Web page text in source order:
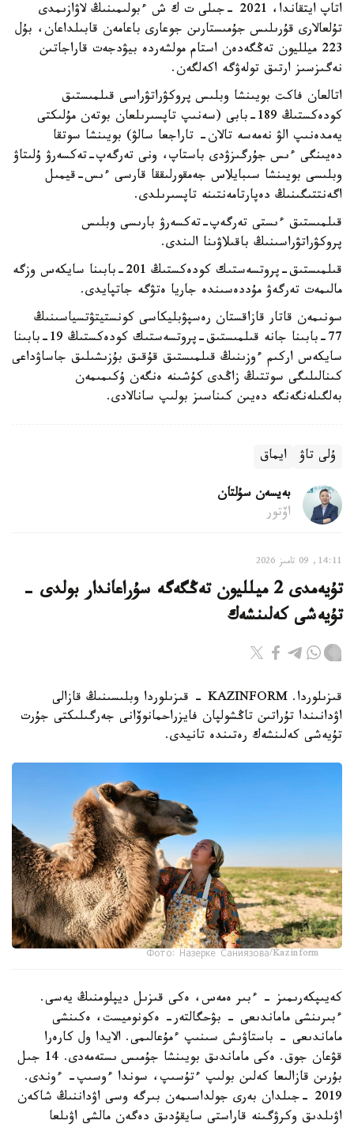
اتاپ ايتقاندا، 2021 -جىلى ت ك ش ءبولىمىنىڭ لاۋازىمدى
تۇلعالارى قۇرىلىس جۇمىستارىن جوعارى باعامەن قابىلداعان، بۇل
223 ميلليون تەڭگەدەن استام مولشەردە بيۋدجەت قاراجاتىن
نەگىزسىز ارتىق تولەۋگە اكەلگەن.
اتالعان فاكت بويىنشا وبلىس پروكۋراتۋراسى قىلمىستىق
كودەكستىڭ 189-بابى (سەنىپ تاپسىرىلعان بوتەن مۇلىكتى
يەمدەنىپ الۋ نەمەسە تالان- تاراجعا سالۋ) بويىنشا سوتقا
دەيىنگى ءىس جۇرگىزۋدى باستاپ، ونى تەرگەپ-تەكسەرۋ ۇلىتاۋ
وبلىسى بويىنشا سىبايلاس جەمقورلىققا قارسى ءىس-قيمىل
اگەنتتىگىنىڭ دەپارتامەنتىنە تاپسىرىلدى.
قىلمىستىق ءىستى تەرگەپ-تەكسەرۋ بارىسى وبلىس
پروكۋراتۋراسىنىڭ باقىلاۋىنا الىندى.
قىلمىستىق-پروتسەستىك كودەكستىڭ 201-بابىنا سايكەس وزگە
مالىمەت تەرگەۋ مۇددەسىندە جاريا ەتۋگە جاتپايدى.
سونىمەن قاتار قازاقستان رەسپۋبليكاسى كونستيتۋتسياسىنىڭ
77-بابىنا جانە قىلمىستىق-پروتسەستىك كودەكستىڭ 19-بابىنا
سايكەس اركىم ءوزىنىڭ قىلمىستىق قۇقىق بۇزىشىلىق جاساۋداعى
كىنالىلىگى سوتتىڭ زاڭدى كۇشىنە ەنگەن ۇكىمىمەن
بەلگىلەنگەنگە دەيىن كىناسىز بولىپ سانالادى.
ۇلى تاۋ ايماق
بەيسەن سۇلتان
اۆتور
14:11, 09 تامىز 2026
تۇيەمدى 2 ميلليون تەڭگەگە سۇراعاندار بولدى -
تۇيەشى كەلىنشەك
قىزىلوردا. KAZINFORM - قىزىلوردا وبلىسىنىڭ قازالى
اۋدانىندا تۇراتىن تاڭشولپان فايزراحمانوۆانى جەرگىلىكتى جۇرت
تۇيەشى كەلىنشەك رەتىندە تانيدى.
Фото: Назерке Саниязова/Kazinform
كەيىپكەرىمىز - ءبىر ەمەس، ەكى قىزىل ديپلومنىڭ يەسى.
ءبىرىنشى ماماندىعى - بۋحگالتەر- ەكونوميست، ەكىنشى
ماماندىعى - باستاۋىش سىنىپ ءمۇعالىمى. الايدا ول كارەرا
قۋعان جوق. ەكى ماماندىق بويىنشا جۇمىس ىستەمەدى. 14 جىل
بۇرىن قازالىعا كەلىن بولىپ ءتۇسىپ، سوندا ءوسىپ- ءوندى.
2019 -جىلدان بەرى جولداسىمەن بىرگە وسى اۋداننىڭ شاكەن
اۋىلدىق وكرۋگىنە قاراستى سايقۇدىق دەگەن مالشى اۋىلعا